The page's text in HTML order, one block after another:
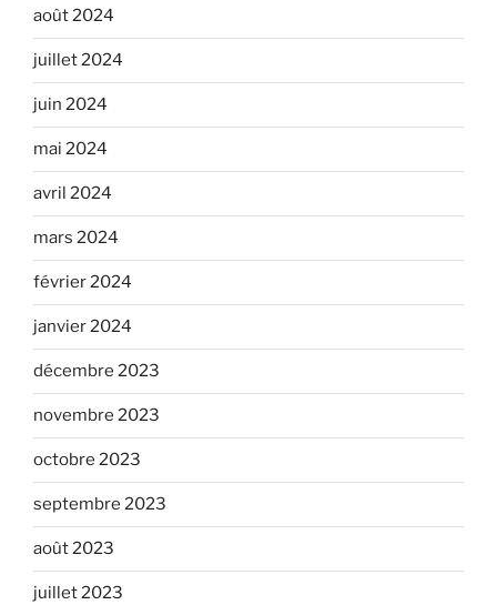
août 2024
juillet 2024
juin 2024
mai 2024
avril 2024
mars 2024
février 2024
janvier 2024
décembre 2023
novembre 2023
octobre 2023
septembre 2023
août 2023
juillet 2023